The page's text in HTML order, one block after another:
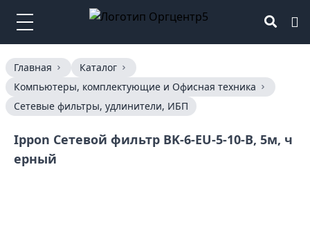
Главная
Каталог
Компьютеры, комплектующие и Офисная техника
Сетевые фильтры, удлинители, ИБП
Ippon Сетевой фильтр BK-6-EU-5-10-B, 5м, ч
ерный